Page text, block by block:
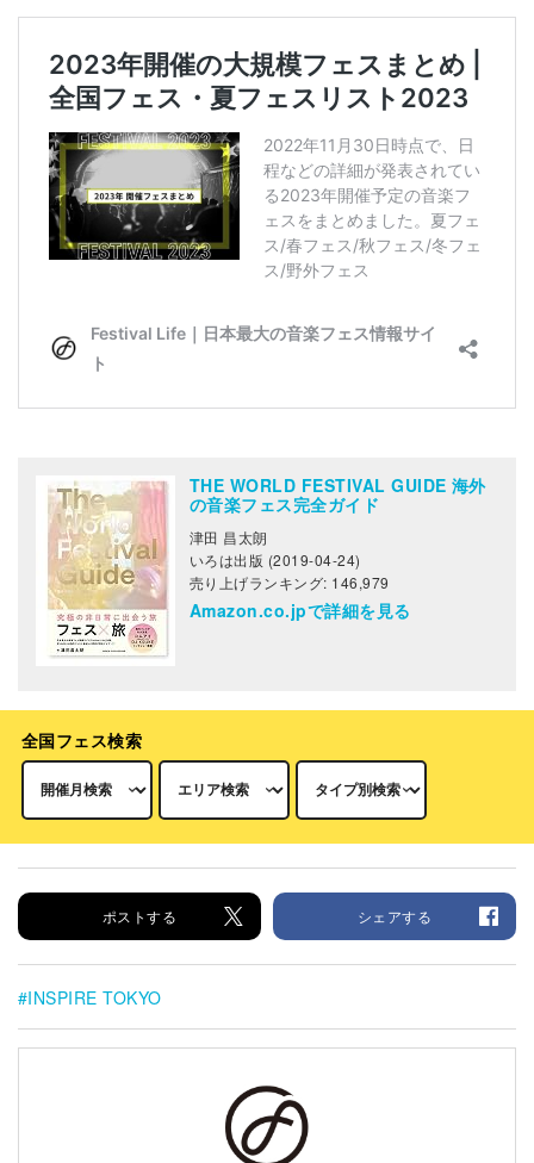
THE WORLD FESTIVAL GUIDE 海外
の音楽フェス完全ガイド
津田 昌太朗
いろは出版 (2019-04-24)
売り上げランキング: 146,979
Amazon.co.jpで詳細を見る
全国フェス検索
ポストする シェアする
INSPIRE TOKYO